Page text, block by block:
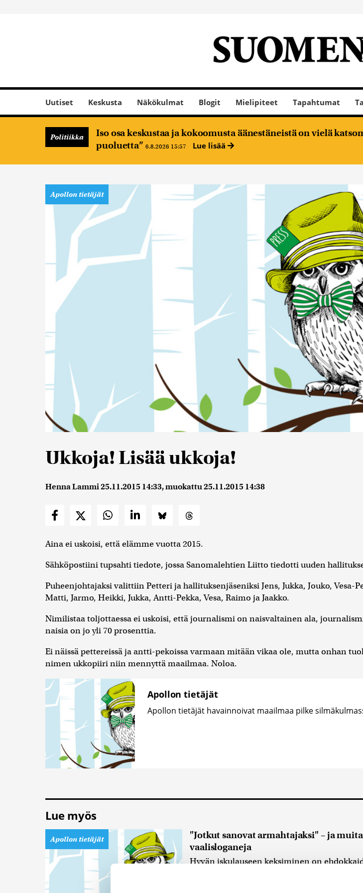
Uutiset Keskusta Näkökulmat Blogit Mielipiteet Tapahtumat
Politiikka
Iso osa keskustaa ja kokoomusta äänestäneistä on vielä
puoluetta” 6.8.2026 15:57 Lue lisää
Apollon tietäjät
Ukkoja! Lisää ukkoja!
Henna Lammi25.11.2015 14:33, muokattu25.11.2015 14:38
Aina ei uskoisi, että elämme vuotta 2015.
Sähköpostiini tupsahti tiedote, jossa Sanomalehtien Liitto tiedotti uuden
Puheenjohtajaksi valittiin Petteri ja hallituksenjäseniksi Jens, Jukka, Jouko, Vesa-
Matti, Jarmo, Heikki, Jukka, Antti-Pekka, Vesa, Raimo ja Jaakko.
Nimilistaa toljottaessa ei uskoisi, että journalismi on naisvaltainen ala,
naisia on jo yli 70 prosenttia.
Ei näissä pettereissä ja antti-pekoissa varmaan mitään vikaa ole, mutta onhan
nimen ukkopiiri niin mennyttä maailmaa. Noloa.
Apollon tietäjät
Apollon tietäjät havainnoivat maailmaa pilke
Lue myös
Apollon tietäjät
"Jotkut sanovat armahtajaksi" – ja
vaalisloganeja
Hyvän iskulauseen keksiminen on